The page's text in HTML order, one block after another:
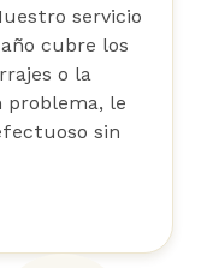
servicio
cubre los
o la
problema, le
sin